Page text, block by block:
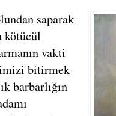
saparak
kötücül
vakti
bitirmek
barbarlığın